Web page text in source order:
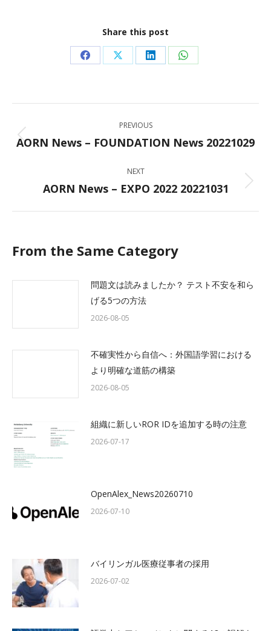
Share this post
Share
Facebook
Share
X
Share
LinkedIn
Share
WhatsApp
navigation
PREVIOUS
Previous
AORN News – FOUNDATION News 20221029
NEXT
Next
AORN News – EXPO 2022 20221031
From the Same Category
問題文は読みましたか？ テスト不安を和ら
げる5つの方法
2026-08-05
不確実性から自信へ：外国語学習における
より明確な道筋の構築
2026-08-05
組織に新しいROR IDを追加する時の注意
2026-07-17
OpenAlex_News20260710
2026-07-10
バイリンガル医療従事者の採用
2026-07-02